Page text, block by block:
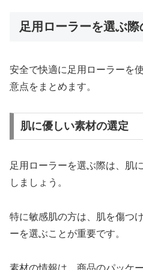
足用ローラーを選ぶ際
安全で快適に足用ローラーを
意点をまとめます。
肌に優しい素材の選定
足用ローラーを選ぶ際は、肌
しましょう。
特に敏感肌の方は、肌を傷つ
ーを選ぶことが重要です。
素材の情報は、商品のパッケ